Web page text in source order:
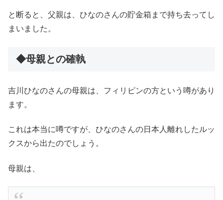
と断ると、父親は、ひなのさんの貯金箱まで持ち去ってし
まいました。
◆母親との確執
吉川ひなのさんの母親は、フィリピンの方という噂があり
ます。
これは本当に噂ですが、ひなのさんの日本人離れしたルッ
クスから出たのでしょう。
母親は、